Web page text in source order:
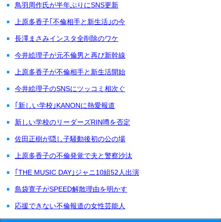
鳥羽周作氏が半年ぶりにSNS更新
上原多香子｢不倫相手と新生活｣の今
長澤まさみインスタ全削除のワケ
今井絵理子が元不倫男と再び新幹線
上原多香子が不倫相手と新生活開始
今井絵理子のSNSにツッコミ相次ぐ
｢新しい学校｣KANONに熱愛報道
新しい学校のリーダーズRIN噂を否定
佐田正樹が隠し子騒動後初の公の場
上原多香子の不倫発覚で夫と警察沙汰
｢THE MUSIC DAY｣ジャニ10組52人出演
島袋寛子がSPEED解散理由を明かす
応援できない不倫報道の女性芸能人